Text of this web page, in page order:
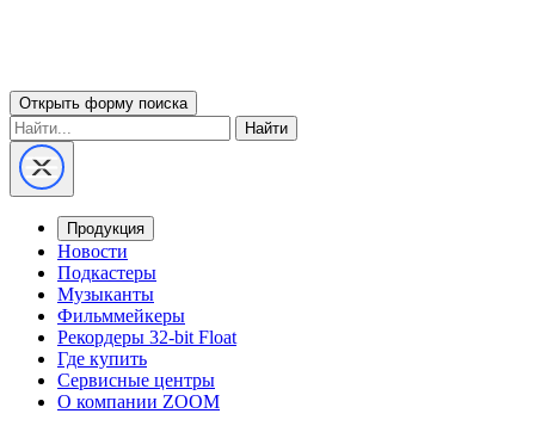
Открыть форму поиска
Найти
Продукция
Новости
Подкастеры
Музыканты
Фильммейкеры
Рекордеры 32-bit Float
Где купить
Сервисные центры
О компании ZOOM